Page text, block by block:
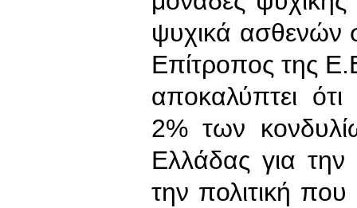
ψυχικά ασθενών
Επίτροπος της
αποκαλύπτει
2% των
Ελλάδας για
την πολιτική που